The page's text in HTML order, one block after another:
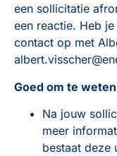
een sollicitatie
een reactie. Heb
contact op met
Goed om te weten
Na jouw
meer
bestaat deze